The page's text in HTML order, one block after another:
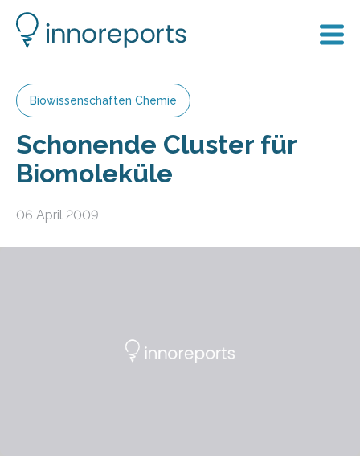
Biowissenschaften Chemie
Schonende Cluster für
Biomoleküle
06 April 2009